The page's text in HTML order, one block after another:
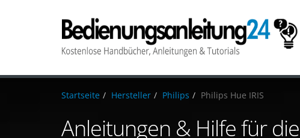
Startseite Hersteller Philips Philips Hue IRIS
Anleitungen & Hilfe für